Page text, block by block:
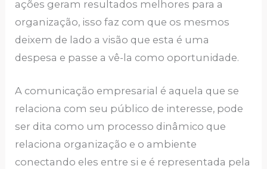
ações geram resultados melhores para a
organização, isso faz com que os mesmos
deixem de lado a visão que esta é uma
despesa e passe a vê-la como oportunidade.
A comunicação empresarial é aquela que se
relaciona com seu público de interesse, pode
ser dita como um processo dinâmico que
relaciona organização e o ambiente
conectando eles entre si e é representada pela